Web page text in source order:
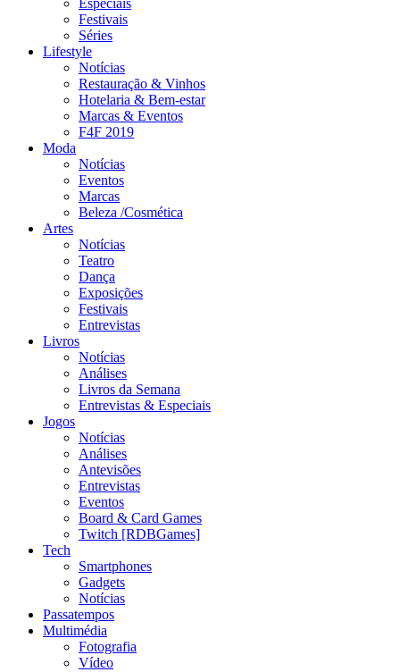
Festivais
Séries
Lifestyle
Notícias
Restauração & Vinhos
Hotelaria & Bem-estar
Marcas & Eventos
F4F 2019
Moda
Notícias
Eventos
Marcas
Beleza /Cosmética
Artes
Notícias
Teatro
Dança
Exposições
Festivais
Entrevistas
Livros
Notícias
Análises
Livros da Semana
Entrevistas & Especiais
Jogos
Notícias
Análises
Antevisões
Entrevistas
Eventos
Board & Card Games
Twitch [RDBGames]
Tech
Smartphones
Gadgets
Notícias
Passatempos
Multimédia
Fotografia
Vídeo